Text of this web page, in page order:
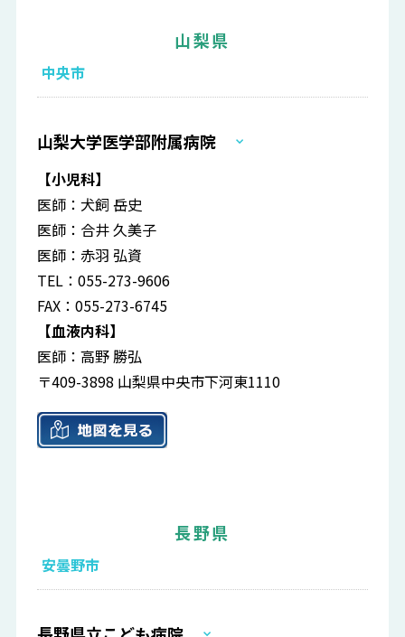
山梨県
中央市
山梨大学医学部附属病院
【小児科】
医師：犬飼 岳史
医師：合井 久美子
医師：赤羽 弘資
TEL：055-273-9606
FAX：055-273-6745
【血液内科】
医師：高野 勝弘
〒409-3898 山梨県中央市下河東1110
長野県
安曇野市